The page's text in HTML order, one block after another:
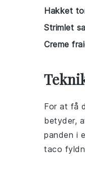
Hakket
Strimlet
Creme
For at få
betyder,
panden i
taco